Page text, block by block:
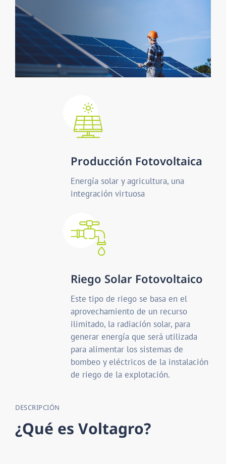
Producción Fotovoltaica
Energía solar y agricultura, una
integración virtuosa
Riego Solar Fotovoltaico
Este tipo de riego se basa en el
aprovechamiento de un recurso
ilimitado, la radiación solar, para
generar energía que será utilizada
para alimentar los sistemas de
bombeo y eléctricos de la instalación
de riego de la explotación.
DESCRIPCIÓN
¿Qué es Voltagro?